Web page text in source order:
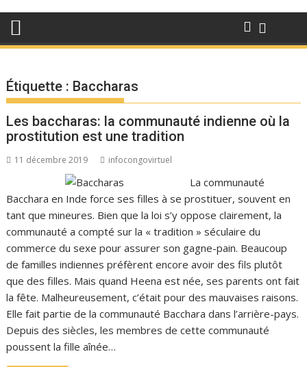
Étiquette : Baccharas
Les baccharas: la communauté indienne où la
prostitution est une tradition
11 décembre 2019 infocongovirtuel
La communauté
Bacchara en Inde force ses filles à se prostituer, souvent en
tant que mineures. Bien que la loi s’y oppose clairement, la
communauté a compté sur la « tradition » séculaire du
commerce du sexe pour assurer son gagne-pain. Beaucoup
de familles indiennes préfèrent encore avoir des fils plutôt
que des filles. Mais quand Heena est née, ses parents ont fait
la fête. Malheureusement, c’était pour des mauvaises raisons.
Elle fait partie de la communauté Bacchara dans l’arrière-pays.
Depuis des siècles, les membres de cette communauté
poussent la fille aînée…